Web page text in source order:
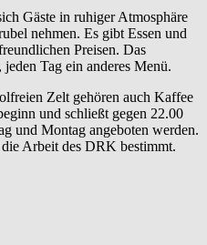
Gäste in ruhiger Atmosphäre
nehmen. Es gibt Essen und
Preisen. Das
Tag ein anderes Menü.
Zelt gehören auch Kaffee
und schließt gegen 22.00
und Montag angeboten werden.
Arbeit des DRK bestimmt.